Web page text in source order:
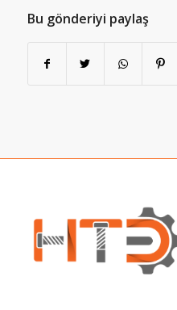
Bu gönderiyi paylaş